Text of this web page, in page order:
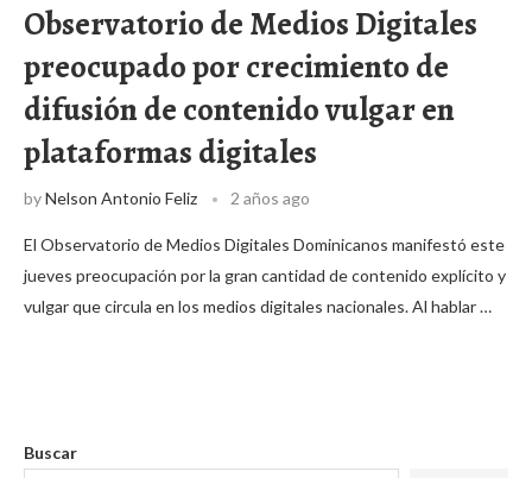
Observatorio de Medios Digitales
preocupado por crecimiento de
difusión de contenido vulgar en
plataformas digitales
byNelson Antonio Feliz 2 años ago
El Observatorio de Medios Digitales Dominicanos manifestó este
jueves preocupación por la gran cantidad de contenido explícito y
vulgar que circula en los medios digitales nacionales. Al hablar …
Buscar